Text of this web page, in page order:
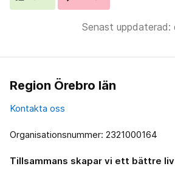
Senast uppdaterad:
Region Örebro län
Kontakta oss
Organisationsnummer: 2321000164
Tillsammans skapar vi ett bättre liv